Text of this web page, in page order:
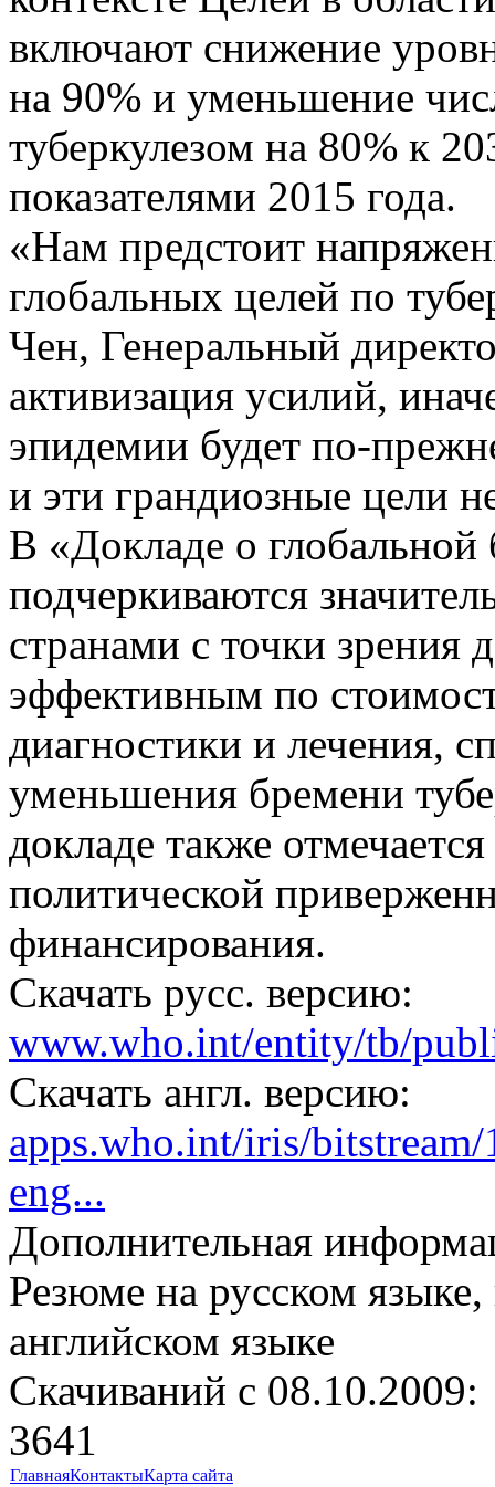
включают снижение
на 90% и уменьшение
туберкулезом на 80% к
показателями 2015 года.
«Нам предстоит
глобальных целей по
Чен, Генеральный
активизация усилий,
эпидемии будет по-
и эти грандиозные цели
В «Докладе о глобальной
подчеркиваются
странами с точки зрения
эффективным по
диагностики и лечения,
уменьшения бремени
докладе также
политической
финансирования.
Скачать русс. версию:
www.who.int/entity/tb/
Скачать англ. версию:
apps.who.int/iris/
eng...
Дополнительная
Резюме на русском
английском языке
Cкачиваний с 08.10.2009:
3641
ГлавнаяКонтактыКарта сайта